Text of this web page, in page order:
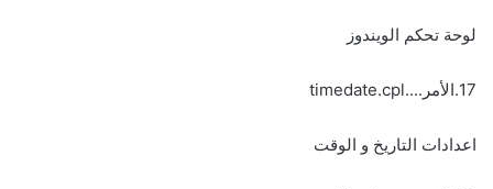
لوحة تحكم الويندوز
17.الأمر....timedate.cpl
اعدادات التاريخ و الوقت